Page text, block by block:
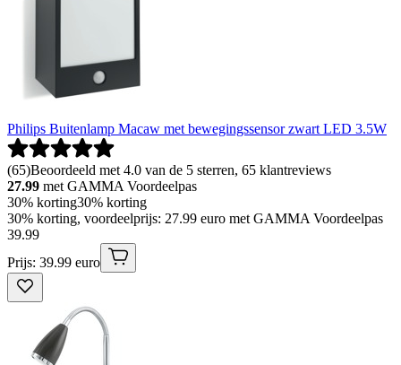
Philips Buitenlamp Macaw met bewegingssensor zwart LED 3.5W
(65)Beoordeeld met 4.0 van de 5 sterren, 65 klantreviews
27.99 met GAMMA Voordeelpas
30% korting30% korting
30% korting, voordeelprijs: 27.99 euro met GAMMA Voordeelpas
39.99
Prijs: 39.99 euro